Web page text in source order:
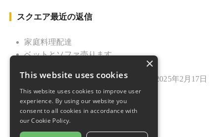
スクエア最近の返信
家庭料理配達
ベットとソファ売ります
【JalanJalan30周年記念KLオフ会！】2025年2月17日
第1回目告知
久しぶりのご挨拶
×
This website uses cookies
This website uses cookies to improve user
experience. By using our website you
consent to all cookies in accordance with
our Cookie Policy.